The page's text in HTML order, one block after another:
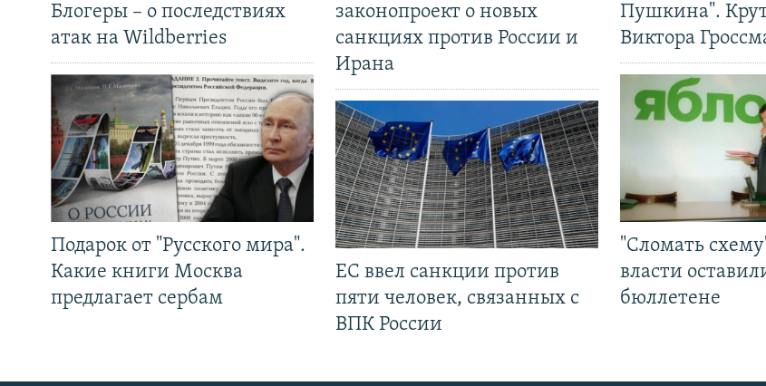
Блогеры – о последствиях
атак на Wildberries
Подарок от "Русского мира".
Какие книги Москва
предлагает сербам
законопроект о новых
санкциях против России и
Ирана
ЕС ввел санкции против
пяти человек, связанных с
ВПК России
Пушкина".
Виктора
"Сломать
власти
бюллетене